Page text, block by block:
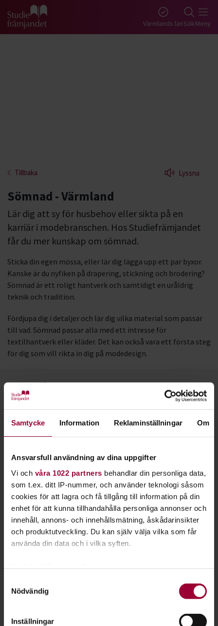
Samtycke Information Reklaminställningar Om
Ansvarsfull användning av dina uppgifter
Vi och våra 1022 partners behandlar din personliga data,
som t.ex. ditt IP-nummer, och använder teknologi såsom
cookies för att lagra och få tillgång till information på din
enhet för att kunna tillhandahålla personliga annonser och
innehåll, annons- och innehållsmätning, åskådarinsikter
och produktutveckling. Du kan själv välja vilka som får
använda din data och i vilka syften.
som kan ha en noggrannhet på upp till flera meter
Nödvändig
Inställningar
Gå till studiefrämjandets startsida Värmlands länSökMeny
Tillbaka Lyssna
Sömnad - Värmland
Lär dig att sy för husbehov eller sikta på en
karriär i modebranschen. Hos Studiefrämjandet
får du mer kunskap om sömnad.
Sticka din egen mössa, eller lär dig lägga upp ett par byxor.
Kanske är du nyfiken på drapering, stickning och brodering?
Sömnad är ett roligt hantverk och samtidigt en uråldrig
teknik och tradition.
Fördjupa dig i detaljer och lär dig vilka material som passar
till vad. Sömnad passar alla med ett intresse för
textilhantverk eller kläder. Det kan också vara ett första steg
för dig som vill rikta in dig på modedesign.
Kontakt
Skicka e-post
0560-76 50 26
Läs mer